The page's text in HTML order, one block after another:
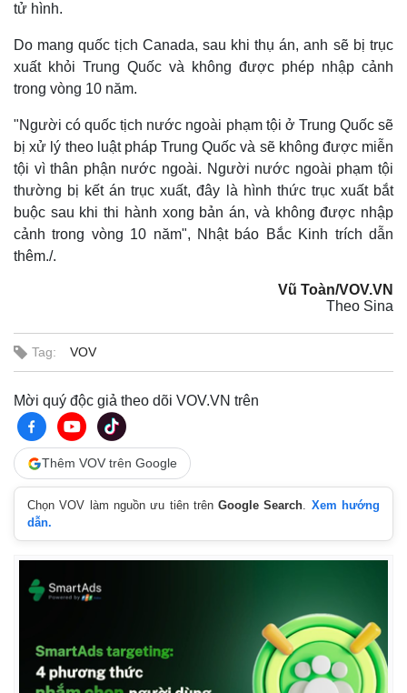
Thế giới
Multimedia
tử hình.
Do mang quốc tịch Canada, sau khi thụ án, anh sẽ bị trục
xuất khỏi Trung Quốc và không được phép nhập cảnh
trong vòng 10 năm.
"Người có quốc tịch nước ngoài phạm tội ở Trung Quốc sẽ
bị xử lý theo luật pháp Trung Quốc và sẽ không được miễn
tội vì thân phận nước ngoài. Người nước ngoài phạm tội
thường bị kết án trục xuất, đây là hình thức trục xuất bắt
buộc sau khi thi hành xong bản án, và không được nhập
cảnh trong vòng 10 năm", Nhật báo Bắc Kinh trích dẫn
thêm./.
Vũ Toàn/VOV.VN
Theo Sina
Tag: VOV
Mời quý độc giả theo dõi VOV.VN trên
Thêm VOV trên Google
Chọn VOV làm nguồn ưu tiên trênGoogle Search. Xem hướng
dẫn.